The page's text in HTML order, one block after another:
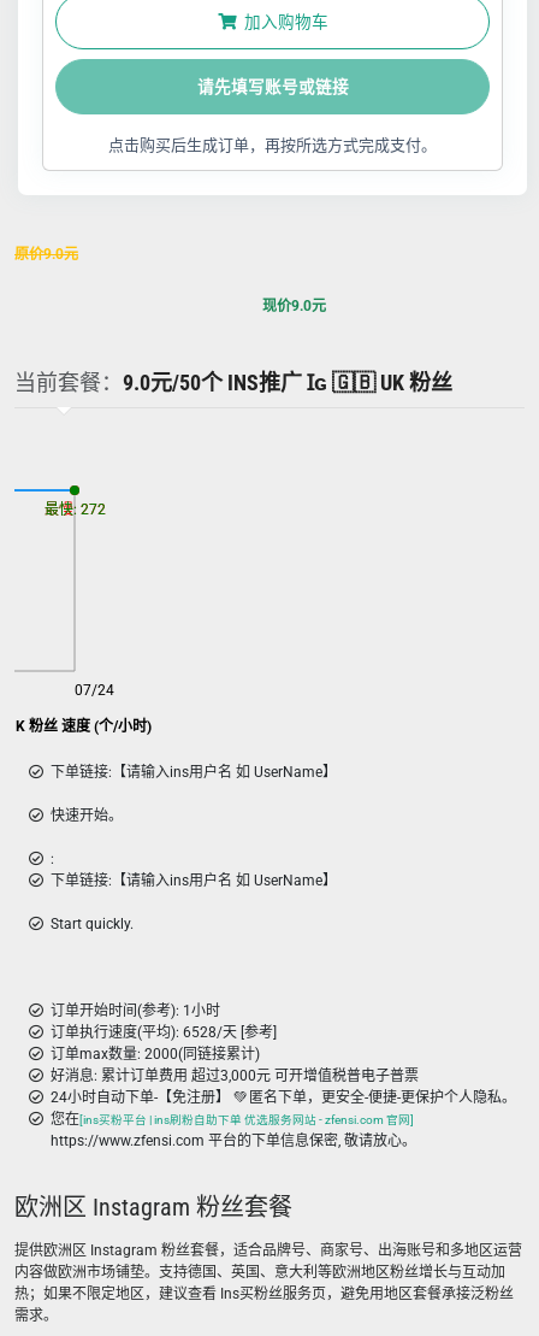
加入购物车
请先填写账号或链接
点击购买后生成订单，再按所选方式完成支付。
原价9.0元
现价9.0元
当前套餐： 9.0元/50个 INS推广 Ɪɢ 🇬🇧 UK 粉丝
粉丝 速度 (个/小时)
07/24
最慢: 272
最快: 272
下单链接:【请输入ins用户名 如 UserName】
快速开始。
:
下单链接:【请输入ins用户名 如 UserName】
Start quickly.
订单开始时间(参考): 1小时
订单执行速度(平均): 6528/天 [参考]
订单max数量: 2000(同链接累计)
好消息: 累计订单费用 超过3,000元 可开增值税普电子普票
24小时自动下单-【免注册】 💚 匿名下单，更安全-便捷-更保护个人隐私。
您在[ins买粉平台 | ins刷粉自助下单 优选服务网站 - zfensi.com 官网]
https://www.zfensi.com 平台的下单信息保密, 敬请放心。
欧洲区 Instagram 粉丝套餐
提供欧洲区 Instagram 粉丝套餐，适合品牌号、商家号、出海账号和多地区运营
内容做欧洲市场铺垫。支持德国、英国、意大利等欧洲地区粉丝增长与互动加
热；如果不限定地区，建议查看 Ins买粉丝服务页，避免用地区套餐承接泛粉丝
需求。